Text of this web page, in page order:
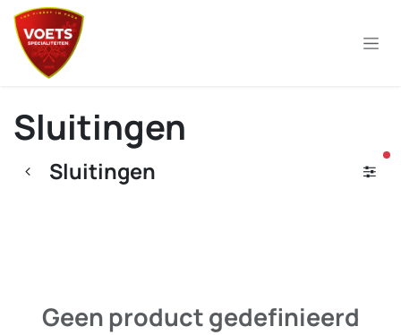
Overslaan naar inhoud
Sluitingen
Sluitingen
Geen product gedefinieerd